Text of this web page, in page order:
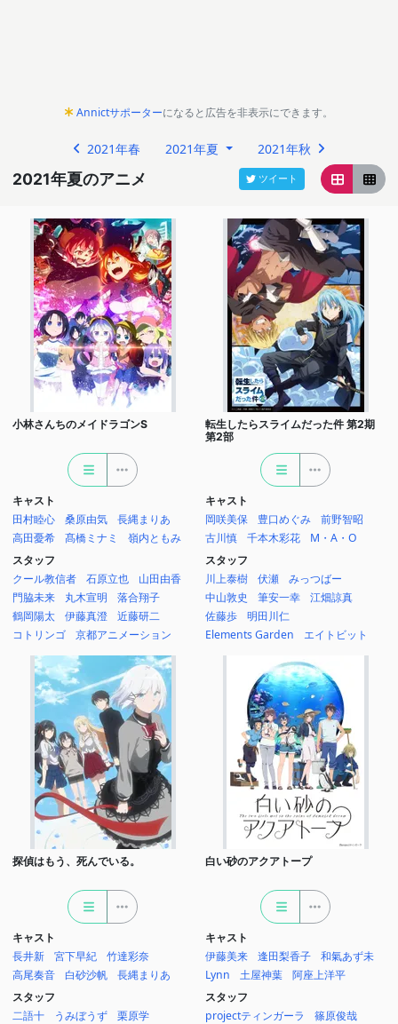
Annictサポーターになると広告を非表示にできます。
2021年春 2021年夏 2021年秋
2021年夏のアニメ ツイート
小林さんちのメイドラゴンS
キャスト
田村睦心
桑原由気
長縄まりあ
高田憂希
髙橋ミナミ
嶺内ともみ
スタッフ
クール教信者
石原立也
山田由香
門脇未来
丸木宣明
落合翔子
鶴岡陽太
伊藤真澄
近藤研二
コトリンゴ
京都アニメーション
転生したらスライムだった件 第2期
第2部
キャスト
岡咲美保
豊口めぐみ
前野智昭
古川慎
千本木彩花
M・A・O
スタッフ
川上泰樹
伏瀬
みっつばー
中山敦史
筆安一幸
江畑諒真
佐藤歩
明田川仁
Elements Garden
エイトビット
探偵はもう、死んでいる。
キャスト
長井新
宮下早紀
竹達彩奈
高尾奏音
白砂沙帆
長縄まりあ
スタッフ
二語十
うみぼうず
栗原学
白い砂のアクアトープ
キャスト
伊藤美来
逢田梨香子
和氣あず未
Lynn
土屋神葉
阿座上洋平
スタッフ
projectティンガーラ
篠原俊哉